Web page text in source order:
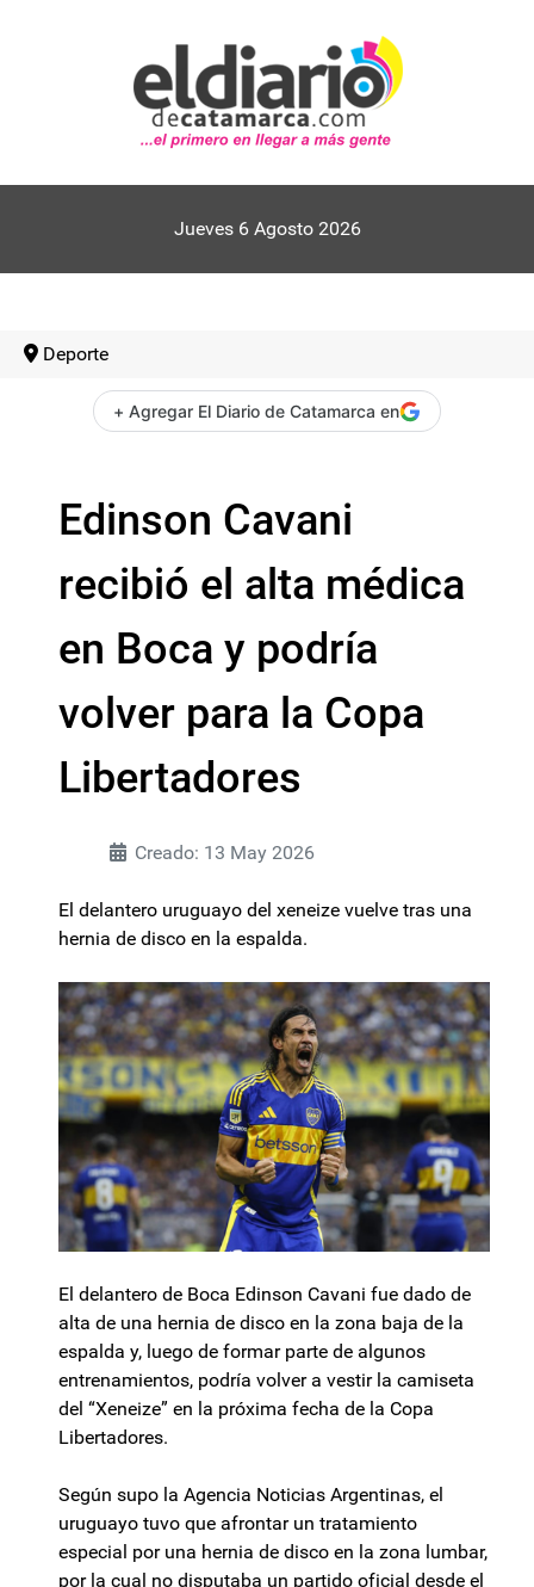
Jueves 6 Agosto 2026
Deporte
+ Agregar El Diario de Catamarca en
Edinson Cavani
recibió el alta médica
en Boca y podría
volver para la Copa
Libertadores
Creado: 13 May 2026
El delantero uruguayo del xeneize vuelve tras una
hernia de disco en la espalda.
El delantero de Boca Edinson Cavani fue dado de
alta de una hernia de disco en la zona baja de la
espalda y, luego de formar parte de algunos
entrenamientos, podría volver a vestir la camiseta
del “Xeneize” en la próxima fecha de la Copa
Libertadores.
Según supo la Agencia Noticias Argentinas, el
uruguayo tuvo que afrontar un tratamiento
especial por una hernia de disco en la zona lumbar,
por la cual no disputaba un partido oficial desde el